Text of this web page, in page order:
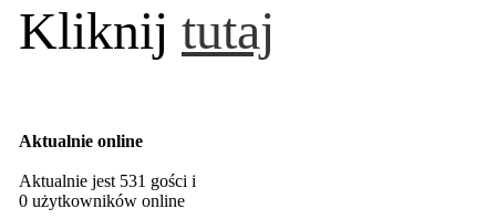
Kliknij tutaj
Aktualnie online
Aktualnie jest 531 gości i
0 użytkowników online